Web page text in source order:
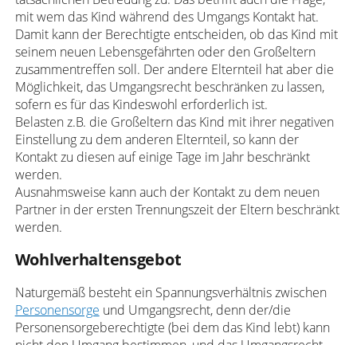
mit wem das Kind während des Umgangs Kontakt hat.
Damit kann der Berechtigte entscheiden, ob das Kind mit
seinem neuen Lebensgefährten oder den Großeltern
zusammentreffen soll. Der andere Elternteil hat aber die
Möglichkeit, das Umgangsrecht beschränken zu lassen,
sofern es für das Kindeswohl erforderlich ist.
Belasten z.B. die Großeltern das Kind mit ihrer negativen
Einstellung zu dem anderen Elternteil, so kann der
Kontakt zu diesen auf einige Tage im Jahr beschränkt
werden.
Ausnahmsweise kann auch der Kontakt zu dem neuen
Partner in der ersten Trennungszeit der Eltern beschränkt
werden.
Wohlverhaltensgebot
Naturgemäß besteht ein Spannungsverhältnis zwischen
Personensorge und Umgangsrecht, denn der/die
Personensorgeberechtigte (bei dem das Kind lebt) kann